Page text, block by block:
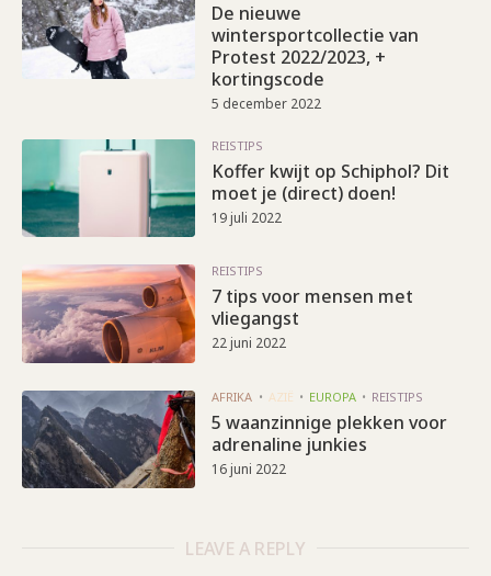
De nieuwe
wintersportcollectie van
Protest 2022/2023, +
kortingscode
5 december 2022
REISTIPS
Koffer kwijt op Schiphol? Dit
moet je (direct) doen!
19 juli 2022
REISTIPS
7 tips voor mensen met
vliegangst
22 juni 2022
AFRIKA AZIË EUROPA REISTIPS
5 waanzinnige plekken voor
adrenaline junkies
16 juni 2022
LEAVE A REPLY